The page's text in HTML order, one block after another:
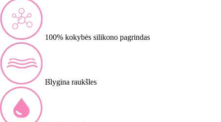
100% kokybės silikono pagrindas
Išlygina raukšles